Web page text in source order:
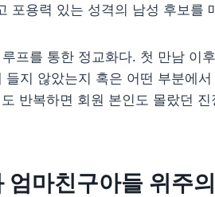
포용력 있는 성격의 남성 후보를
프를 통한 정교화다. 첫 만남 이
지 않았는지 혹은 어떤 부분에
반복하면 회원 본인도 몰랐던
엄마친구아들 위주